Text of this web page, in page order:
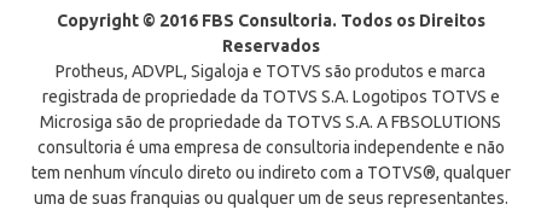
Copyright © 2016 FBS Consultoria. Todos os Direitos
Reservados
Protheus, ADVPL, Sigaloja e TOTVS são produtos e marca
registrada de propriedade da TOTVS S.A. Logotipos TOTVS e
Microsiga são de propriedade da TOTVS S.A. A FBSOLUTIONS
consultoria é uma empresa de consultoria independente e não
tem nenhum vínculo direto ou indireto com a TOTVS®, qualquer
uma de suas franquias ou qualquer um de seus representantes.